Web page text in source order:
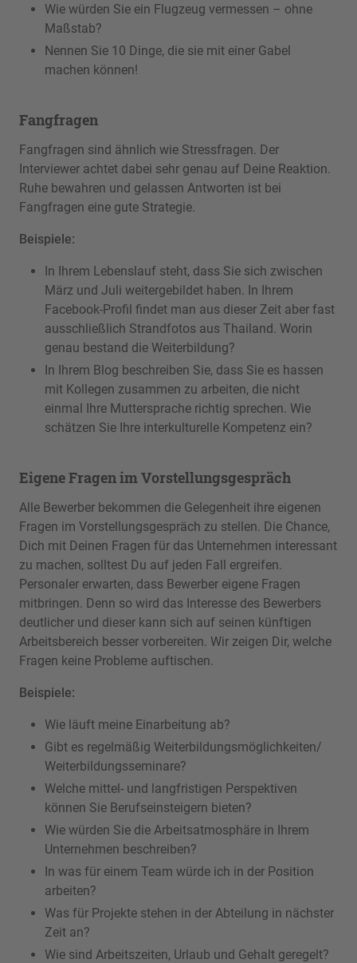
Wie würden Sie ein Flugzeug vermessen – ohne
Maßstab?
Nennen Sie 10 Dinge, die sie mit einer Gabel
machen können!
Fangfragen
Fangfragen sind ähnlich wie Stressfragen. Der
Interviewer achtet dabei sehr genau auf Deine Reaktion.
Ruhe bewahren und gelassen Antworten ist bei
Fangfragen eine gute Strategie.
Beispiele:
In Ihrem Lebenslauf steht, dass Sie sich zwischen
März und Juli weitergebildet haben. In Ihrem
Facebook-Profil findet man aus dieser Zeit aber fast
ausschließlich Strandfotos aus Thailand. Worin
genau bestand die Weiterbildung?
In Ihrem Blog beschreiben Sie, dass Sie es hassen
mit Kollegen zusammen zu arbeiten, die nicht
einmal Ihre Muttersprache richtig sprechen. Wie
schätzen Sie Ihre interkulturelle Kompetenz ein?
Eigene Fragen im Vorstellungsgespräch
Alle Bewerber bekommen die Gelegenheit ihre eigenen
Fragen im Vorstellungsgespräch zu stellen. Die Chance,
Dich mit Deinen Fragen für das Unternehmen interessant
zu machen, solltest Du auf jeden Fall ergreifen.
Personaler erwarten, dass Bewerber eigene Fragen
mitbringen. Denn so wird das Interesse des Bewerbers
deutlicher und dieser kann sich auf seinen künftigen
Arbeitsbereich besser vorbereiten. Wir zeigen Dir, welche
Fragen keine Probleme auftischen.
Beispiele:
Wie läuft meine Einarbeitung ab?
Gibt es regelmäßig Weiterbildungsmöglichkeiten/
Weiterbildungsseminare?
Welche mittel- und langfristigen Perspektiven
können Sie Berufseinsteigern bieten?
Wie würden Sie die Arbeitsatmosphäre in Ihrem
Unternehmen beschreiben?
In was für einem Team würde ich in der Position
arbeiten?
Was für Projekte stehen in der Abteilung in nächster
Zeit an?
Wie sind Arbeitszeiten, Urlaub und Gehalt geregelt?